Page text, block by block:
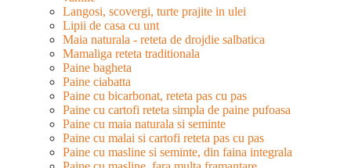
Langosi, scovergi, turte prajite in ulei
Lipii de casa cu unt
Maia naturala - reteta de drojdie salbatica
Mamaliga reteta traditionala
Paine bagheta
Paine ciabatta
Paine cu bicarbonat, reteta pas cu pas
Paine cu cartofi reteta simpla de paine pufoasa
Paine cu maia naturala si seminte
Paine cu malai si cartofi reteta pas cu pas
Paine cu masline si seminte, din faina integrala